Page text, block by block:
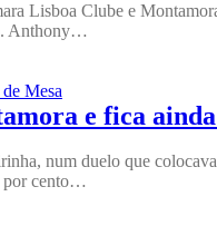
Lisboa Clube e
Anthony…
Mesa
e fica
num duelo que
por cento…